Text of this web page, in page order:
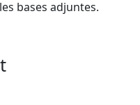
bases adjuntes.